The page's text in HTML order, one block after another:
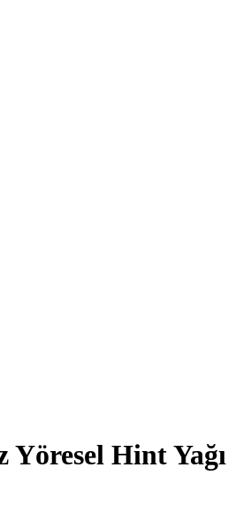
Yöresel Hint Yağı